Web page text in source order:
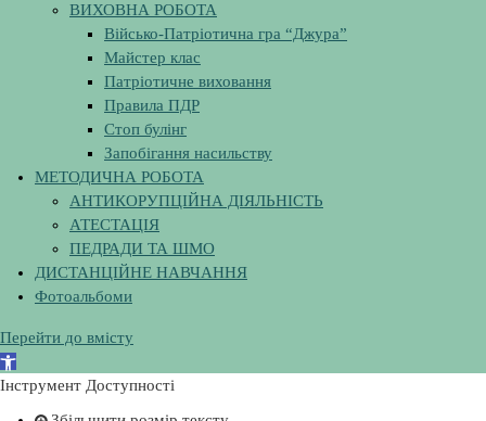
ВИХОВНА РОБОТА
Військо-Патріотична гра “Джура”
Майстер клас
Патріотичне виховання
Правила ПДР
Стоп булінг
Запобігання насильству
МЕТОДИЧНА РОБОТА
АНТИКОРУПЦІЙНА ДІЯЛЬНІСТЬ
АТЕСТАЦІЯ
ПЕДРАДИ ТА ШМО
ДИСТАНЦІЙНЕ НАВЧАННЯ
Фотоальбоми
Перейти до вмісту
В
іІнструмент Доступності